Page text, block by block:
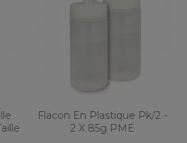
Flacon En Plastique Pk/2 -
2 X 85g PME